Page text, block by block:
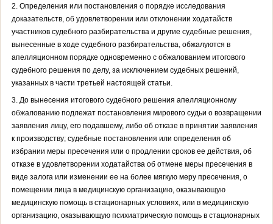
2. Определения или постановления о порядке исследования
доказательств, об удовлетворении или отклонении ходатайств
участников судебного разбирательства и другие судебные решения,
вынесенные в ходе судебного разбирательства, обжалуются в
апелляционном порядке одновременно с обжалованием итогового
судебного решения по делу, за исключением судебных решений,
указанных в части третьей настоящей статьи.
3. До вынесения итогового судебного решения апелляционному
обжалованию подлежат постановления мирового судьи о возвращении
заявления лицу, его подавшему, либо об отказе в принятии заявления
к производству; судебные постановления или определения об
избрании меры пресечения или о продлении сроков ее действия, об
отказе в удовлетворении ходатайства об отмене меры пресечения в
виде залога или изменении ее на более мягкую меру пресечения, о
помещении лица в медицинскую организацию, оказывающую
медицинскую помощь в стационарных условиях, или в медицинскую
организацию, оказывающую психиатрическую помощь в стационарных